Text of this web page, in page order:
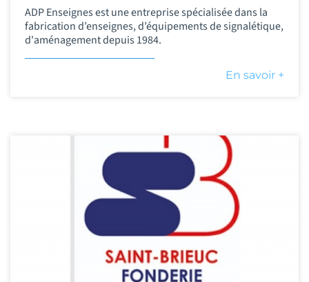
ADP Enseignes est une entreprise spécialisée dans la
fabrication d’enseignes, d’équipements de signalétique,
d'aménagement depuis 1984.
En savoir +